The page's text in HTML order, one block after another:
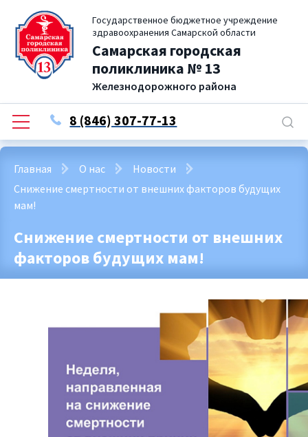
Государственное бюджетное учреждение
здравоохранения Самарской области
Самарская городская
поликлиника № 13
Железнодорожного района
8 (846) 307-77-13
Главная О нас
Новости
Снижение смертности от внешних факторов будущих
мам!
Снижение смертности от внешних
факторов будущих мам!